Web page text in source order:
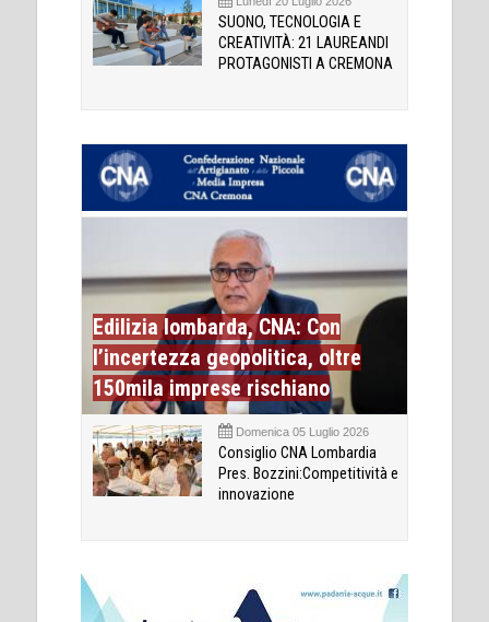
SUONO, TECNOLOGIA E
CREATIVITÀ: 21 LAUREANDI
PROTAGONISTI A CREMONA
Edilizia lombarda, CNA: Con
l’incertezza geopolitica, oltre
150mila imprese rischiano
Domenica 05 Luglio 2026
Consiglio CNA Lombardia
Pres. Bozzini:Competitività e
innovazione